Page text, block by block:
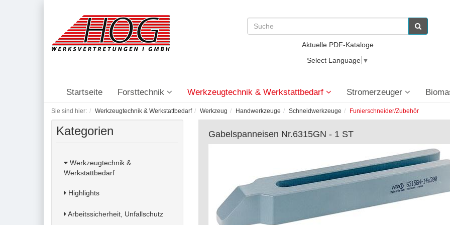
Aktuelle PDF-Kataloge
Select Language ▼
Startseite Forsttechnik Werkzeugtechnik & Werkstattbedarf Stromerzeuger
Sie sind hier: Werkzeugtechnik & Werkstattbedarf Werkzeug Handwerkzeuge Schneidwerkzeuge Funierschneider/Zubehör
Kategorien
Werkzeugtechnik &
Werkstattbedarf
Highlights
Arbeitssicherheit, Unfallschutz
Gabelspanneisen Nr.6315GN - 1 ST